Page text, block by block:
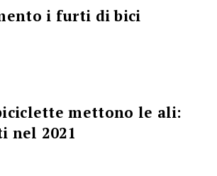
i furti di bici
mettono le ali:
nel 2021